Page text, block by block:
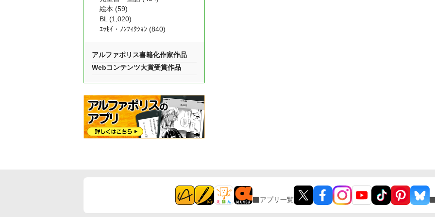
絵本 (59)
BL (1,020)
ｴｯｾｲ・ﾉﾝﾌｨｸｼｮﾝ (840)
アルファポリス書籍化作家作品
Webコンテンツ大賞受賞作品
アプリ一覧